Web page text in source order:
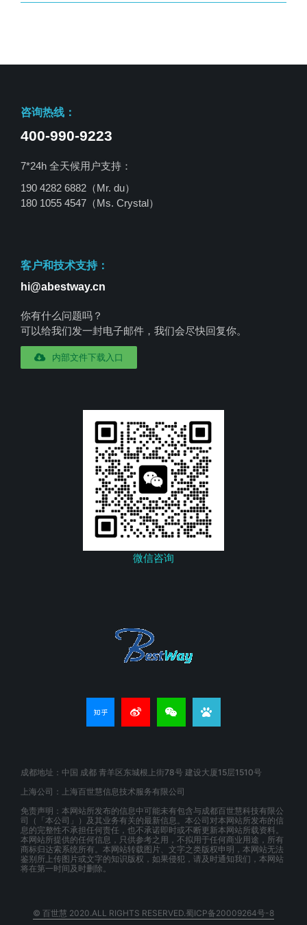
咨询热线：
400-990-9223
7*24h 全天候用户支持：
190 4282 6882（Mr. du）
180 1055 4547 （Ms. Crystal）
客户和技术支持：
hi@abestway.cn
你有什么问题吗？
可以给我们发一封电子邮件，我们会尽快回复你。
内部文件下载入口
微信咨询
成都地址：中国 成都 青羊区东城根上街78号 建设大厦15层1510号
上海公司：上海百世慧信息技术服务有限公司
免责声明：本网站所发布的信息中可能未有包含与成都百世慧科技有限公
司（「本公司」）及其业务有关的最新信息。本公司对本网站所发布的信
息的完整性不承担任何责任，也不承诺即时或不断更新本网站所载资料。
本网站所提供的任何信息，只供参考之用，不拟用于任何商业用途，所有
商标归达索系统所有。本网站转载图片、文字之类版权申明，本网站无法
鉴别所上传图片或文字的知识版权，如果侵犯，请及时通知我们，本网站
将在第一时间及时删除。
© 百世慧 2020.ALL RIGHTS RESERVED.蜀ICP备20009264号-8